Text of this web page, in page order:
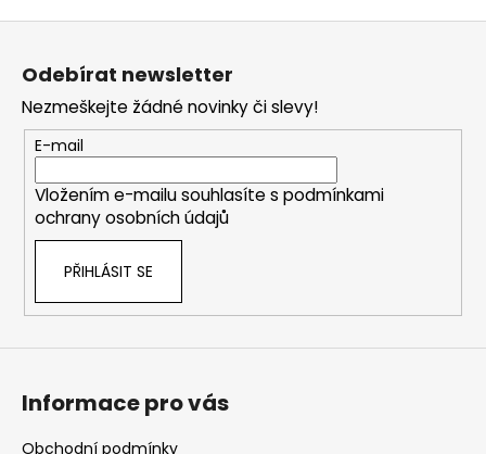
Odebírat newsletter
Nezmeškejte žádné novinky či slevy!
E-mail
Vložením e-mailu souhlasíte s podmínkami
ochrany osobních údajů
PŘIHLÁSIT SE
Informace pro vás
Obchodní podmínky